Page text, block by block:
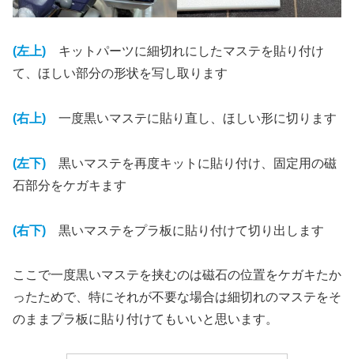
(左上) キットパーツに細切れにしたマステを貼り付け
て、ほしい部分の形状を写し取ります
(右上) 一度黒いマステに貼り直し、ほしい形に切ります
(左下) 黒いマステを再度キットに貼り付け、固定用の磁
石部分をケガキます
(右下) 黒いマステをプラ板に貼り付けて切り出します
ここで一度黒いマステを挟むのは磁石の位置をケガキたか
ったためで、特にそれが不要な場合は細切れのマステをそ
のままプラ板に貼り付けてもいいと思います。